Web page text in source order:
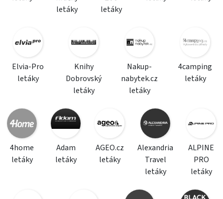
letáky
letáky
Elvia-Pro
letáky
Knihy
Dobrovský
letáky
Nakup-
nabytek.cz
letáky
4camping
letáky
4home
letáky
Adam
letáky
AGEO.cz
letáky
Alexandria
Travel
letáky
ALPINE
PRO
letáky